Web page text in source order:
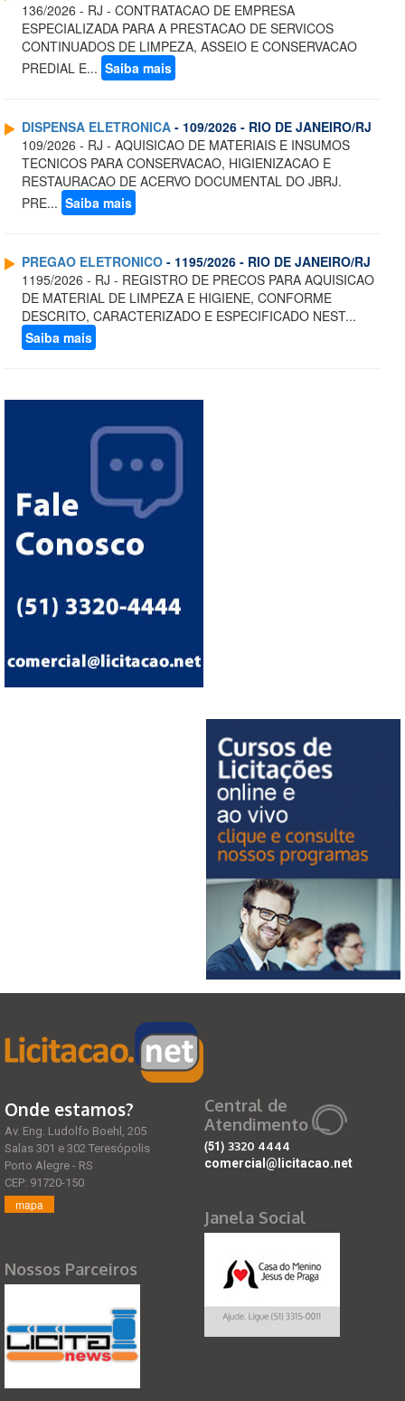
136/2026 - RJ - CONTRATACAO DE EMPRESA
ESPECIALIZADA PARA A PRESTACAO DE SERVICOS
CONTINUADOS DE LIMPEZA, ASSEIO E CONSERVACAO
PREDIAL E... Saiba mais
DISPENSA ELETRONICA - 109/2026 - RIO DE JANEIRO/RJ
109/2026 - RJ - AQUISICAO DE MATERIAIS E INSUMOS
TECNICOS PARA CONSERVACAO, HIGIENIZACAO E
RESTAURACAO DE ACERVO DOCUMENTAL DO JBRJ.
PRE... Saiba mais
PREGAO ELETRONICO - 1195/2026 - RIO DE JANEIRO/RJ
1195/2026 - RJ - REGISTRO DE PRECOS PARA AQUISICAO
DE MATERIAL DE LIMPEZA E HIGIENE, CONFORME
DESCRITO, CARACTERIZADO E ESPECIFICADO NEST...
Saiba mais
Onde estamos?
Av. Eng. Ludolfo Boehl, 205
Salas 301 e 302 Teresópolis
Porto Alegre - RS
CEP: 91720-150
mapa
Nossos Parceiros
Central de
Atendimento
(51) 3320 4444
comercial@licitacao.net
Janela Social